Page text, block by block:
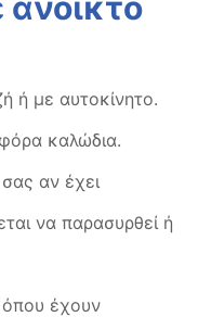
ή με αυτοκίνητο.
καλώδια.
αν έχει
να παρασυρθεί ή
όπου έχουν